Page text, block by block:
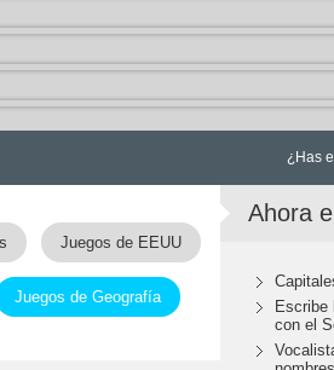
¿Has
Juegos de EEUU
Juegos de Geografía
Ahora
Escribe
con el